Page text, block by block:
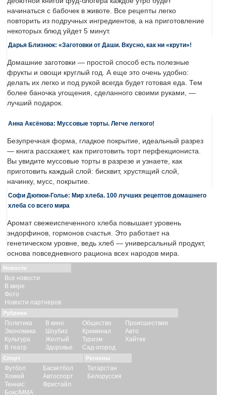
начинаться с бабочек в животе. Все рецепты легко
повторить из подручных ингредиентов, а на приготовление
некоторых блюд уйдет 5 минут.
Дарья Близнюк: «Заготовки от Даши. Вкусно, как ни «крути»!
Домашние заготовки — простой способ есть полезные
фрукты и овощи круглый год. А еще это очень удобно:
делать их легко и под рукой всегда будет готовая еда. Тем
более баночка угощения, сделанного своими руками, —
лучший подарок.
Анна Аксёнова: Муссовые торты. Легче легкого!
Безупречная форма, гладкое покрытие, идеальный разрез
— книга расскажет, как приготовить торт перфекциониста.
Вы увидите муссовые торты в разрезе и узнаете, как
приготовить каждый слой: бисквит, хрустящий слой,
начинку, мусс, покрытие.
Софи Дюпюи-Голье: Мир хлеба. 100 лучших рецептов домашнего
хлеба со всего мира
Аромат свежеиспеченного хлеба повышает уровень
эндорфинов, гормонов счастья. Это работает на
генетическом уровне, ведь хлеб — универсальный продукт,
основа повседневного рациона всех народов мира.
Новости
Все новости
В мире
Фото
Новости партнеров
Рубрики
Политика
Экономика
Культура
В театр
В кино
Шоубиз
Желтый
Здоровье
Общество
Криминал
Туризм
Сад-огород
Происшествия
Авто
Хайтек
Спорт
Футбол
Хоккей
Теннис
Бокс/ММА
Баскетбол
Автоспорт
Фристайл
Регионы
Татарстан
Белоруссия